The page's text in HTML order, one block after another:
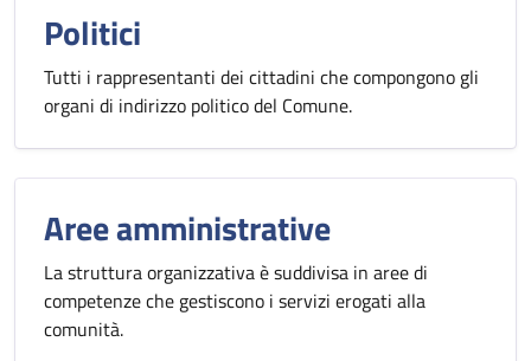
Politici
Tutti i rappresentanti dei cittadini che compongono gli
organi di indirizzo politico del Comune.
Aree amministrative
La struttura organizzativa è suddivisa in aree di
competenze che gestiscono i servizi erogati alla
comunità.